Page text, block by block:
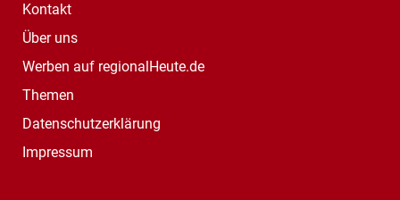
Kontakt
Über uns
Werben auf regionalHeute.de
Themen
Datenschutzerklärung
Impressum